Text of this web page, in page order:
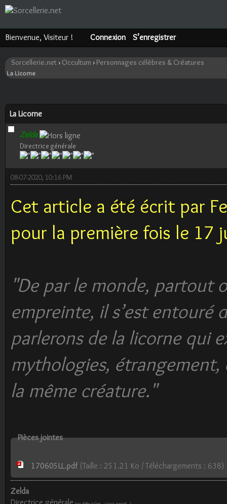
Bienvenue, Visiteur ! Connexion S’enregistrer
Sorcellerie.net › Occultum › Personnages célèbres & Créatures
La Licorne
La Licorne
Zelda
Directrice générale
08-07-2020, 10:16 PM
Cet article a été écrit par
pour la première fois le 17
"De par le monde, partout
empreinte, il s’est entouré
parlerons de la licorne qui
mythologies, étrangement,
la même créature."
Pièces jointes
170605LL.pdf(Taille : 251.21 Ko / Téléchargements : 638)
Zelda